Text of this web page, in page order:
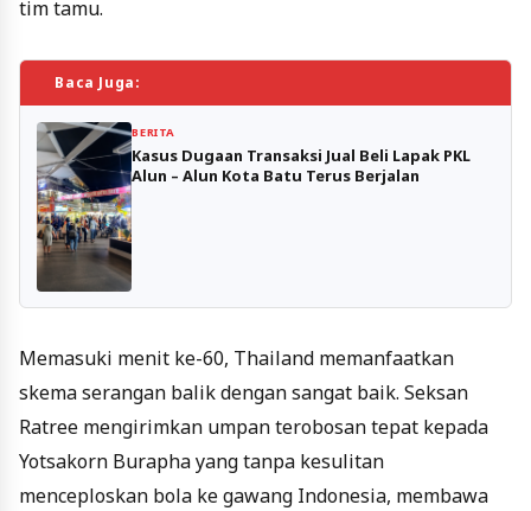
tim tamu.
Baca Juga:
BERITA
Kasus Dugaan Transaksi Jual Beli Lapak PKL
Alun – Alun Kota Batu Terus Berjalan
Memasuki menit ke-60, Thailand memanfaatkan
skema serangan balik dengan sangat baik. Seksan
Ratree mengirimkan umpan terobosan tepat kepada
Yotsakorn Burapha yang tanpa kesulitan
menceploskan bola ke gawang Indonesia, membawa